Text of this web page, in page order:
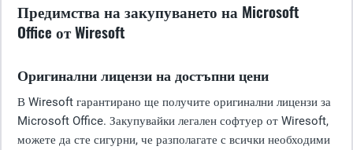
Предимства на закупуването на Microsoft
Office от Wiresoft
Оригинални лицензи на достъпни цени
В Wiresoft гарантирано ще получите оригинални лицензи за
Microsoft Office. Закупувайки легален софтуер от Wiresoft,
можете да сте сигурни, че разполагате с всички необходими